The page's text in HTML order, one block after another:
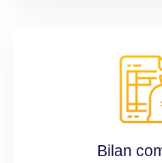
Bilan